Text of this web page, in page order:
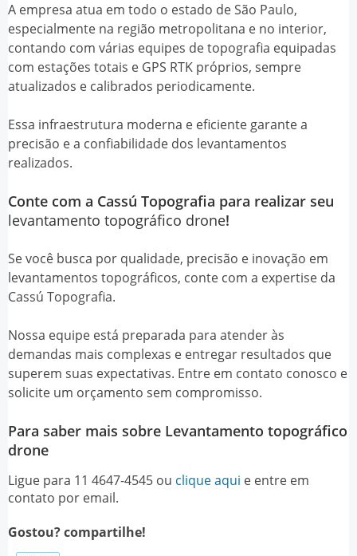
A empresa atua em todo o estado de São Paulo,
especialmente na região metropolitana e no interior,
contando com várias equipes de topografia equipadas
com estações totais e GPS RTK próprios, sempre
atualizados e calibrados periodicamente.
Essa infraestrutura moderna e eficiente garante a
precisão e a confiabilidade dos levantamentos
realizados.
Conte com a Cassú Topografia para realizar seu
levantamento topográfico drone!
Se você busca por qualidade, precisão e inovação em
levantamentos topográficos, conte com a expertise da
Cassú Topografia.
Nossa equipe está preparada para atender às
demandas mais complexas e entregar resultados que
superem suas expectativas. Entre em contato conosco e
solicite um orçamento sem compromisso.
Para saber mais sobre Levantamento topográfico
drone
Ligue para 11 4647-4545 ou clique aqui e entre em
contato por email.
Gostou? compartilhe!